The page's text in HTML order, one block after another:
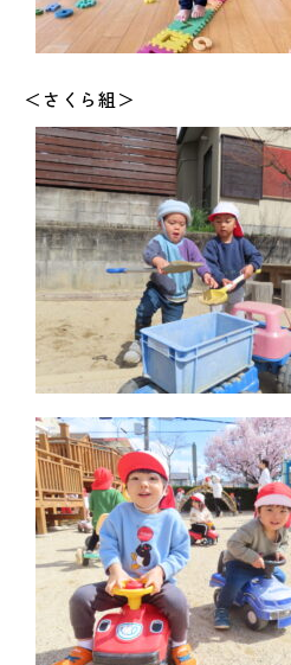
＜さくら組＞